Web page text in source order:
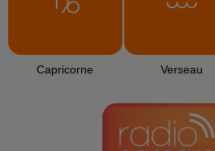
Capricorne Verseau